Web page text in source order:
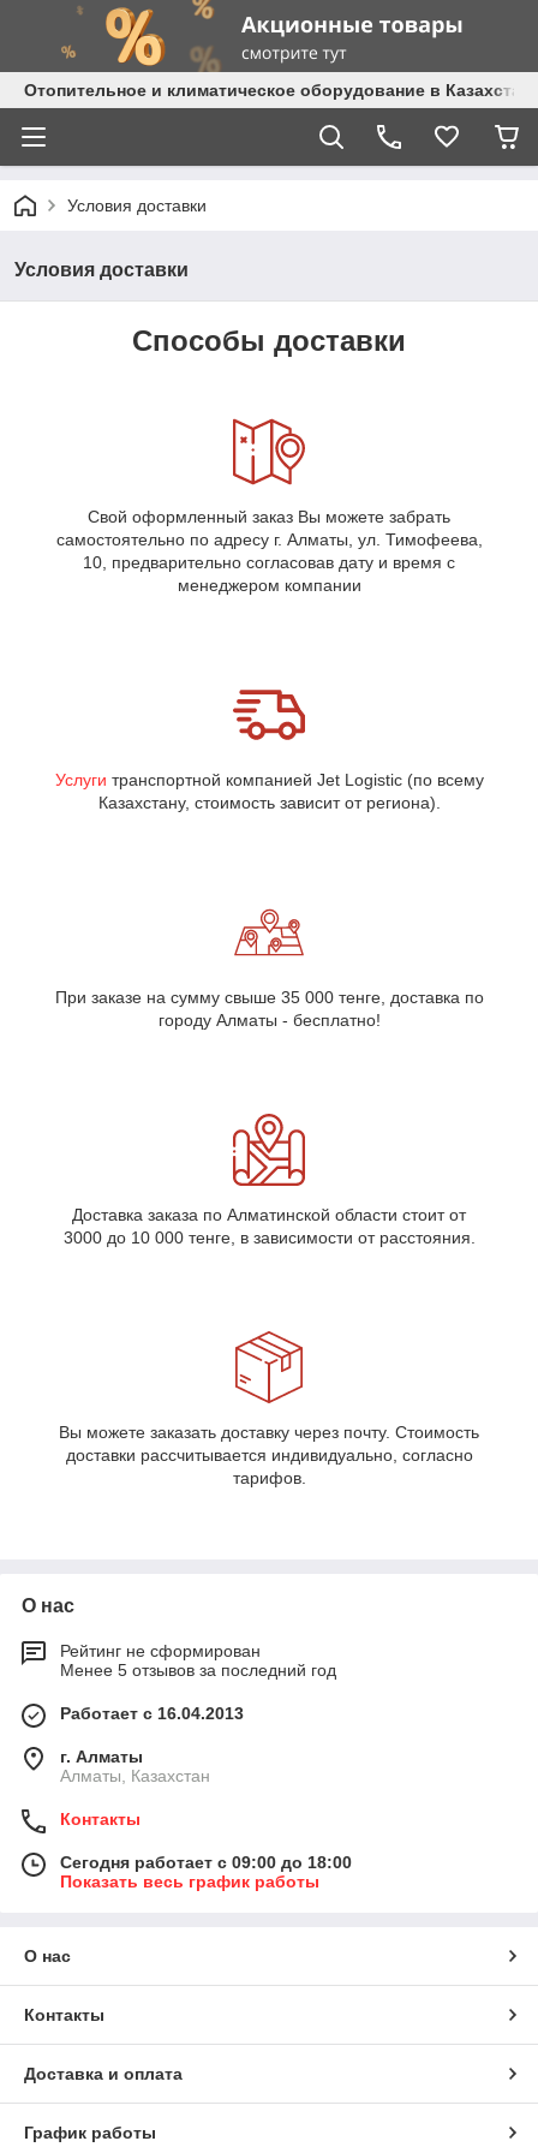
Отопительное и климатическое оборудование в
Условия доставки
Условия доставки
Способы доставки
Свой оформленный заказ Вы можете забрать
самостоятельно по адресу г. Алматы, ул. Тимофеева,
10, предварительно согласовав дату и время с
менеджером компании
Услуги транспортной компанией Jet Logistic (по всему
Казахстану, стоимость зависит от региона).
При заказе на сумму свыше 35 000 тенге, доставка по
городу Алматы - бесплатно!
Доставка заказа по Алматинской области стоит от
3000 до 10 000 тенге, в зависимости от расстояния.
Вы можете заказать доставку через почту. Стоимость
доставки рассчитывается индивидуально, согласно
тарифов.
О нас
Рейтинг не сформирован
Менее 5 отзывов за последний год
Работает с 16.04.2013
г. Алматы
Алматы, Казахстан
Контакты
Сегодня работает с 09:00 до 18:00
Показать весь график работы
О нас
Контакты
Доставка и оплата
График работы